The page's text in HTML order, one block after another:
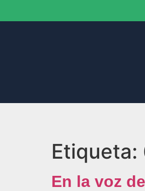
Etiqueta:
En la voz